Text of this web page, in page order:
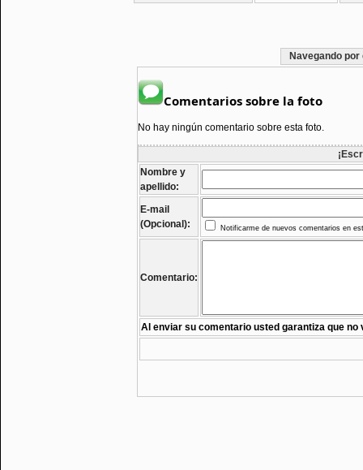
Navegando
Comentarios sobre la foto
No hay ningún comentario sobre esta foto.
Nombre y
apellido:
E-mail
(Opcional):
Notificarme de nuevos comentarios en
Comentario:
Al enviar su comentario usted garantiza que no